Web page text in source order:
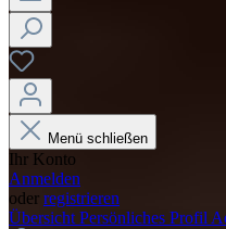
Menü schließen
Ihr Konto
Anmelden
oder registrieren
Übersicht Persönliches Profil